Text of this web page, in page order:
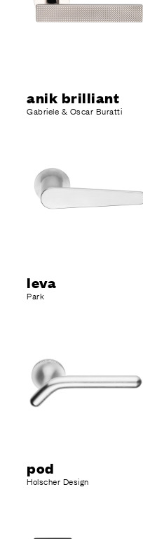
anik brilliant
Gabriele & Oscar Buratti
leva
Park
pod
Holscher Design